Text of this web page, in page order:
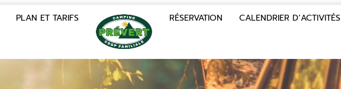
PLAN ET TARIFS RÉSERVATION CALENDRIER D’ACTIVITÉS